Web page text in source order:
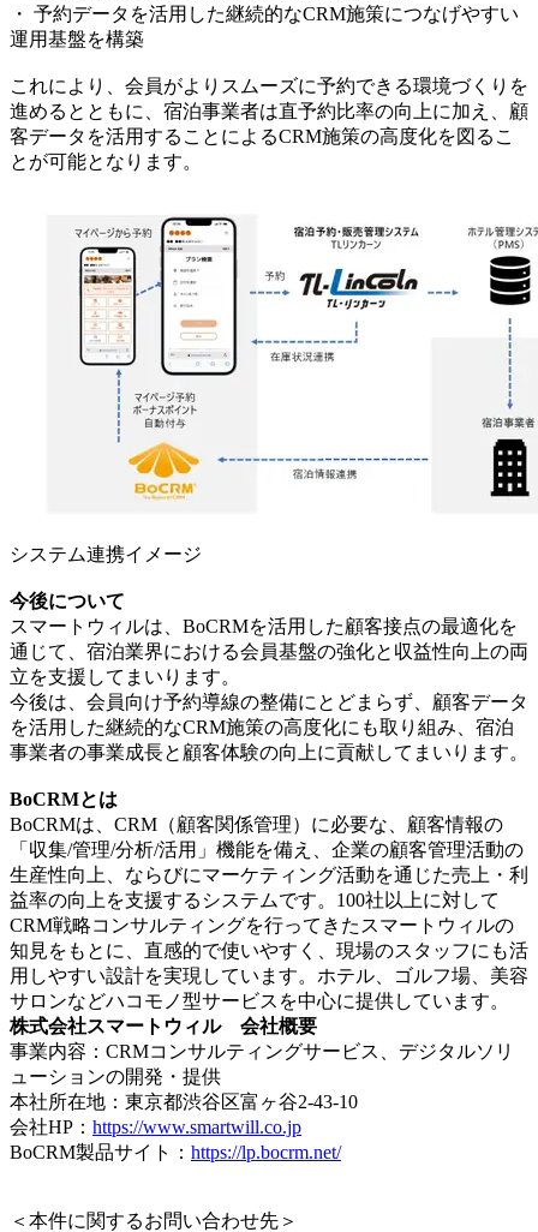
・ 予約データを活用した継続的なCRM施策につなげやすい
運用基盤を構築
これにより、会員がよりスムーズに予約できる環境づくりを
進めるとともに、宿泊事業者は直予約比率の向上に加え、顧
客データを活用することによるCRM施策の高度化を図るこ
とが可能となります。
システム連携イメージ
今後について
スマートウィルは、BoCRMを活用した顧客接点の最適化を
通じて、宿泊業界における会員基盤の強化と収益性向上の両
立を支援してまいります。
今後は、会員向け予約導線の整備にとどまらず、顧客データ
を活用した継続的なCRM施策の高度化にも取り組み、宿泊
事業者の事業成長と顧客体験の向上に貢献してまいります。
BoCRMとは
BoCRMは、CRM（顧客関係管理）に必要な、顧客情報の
「収集/管理/分析/活用」機能を備え、企業の顧客管理活動の
生産性向上、ならびにマーケティング活動を通じた売上・利
益率の向上を支援するシステムです。100社以上に対して
CRM戦略コンサルティングを行ってきたスマートウィルの
知見をもとに、直感的で使いやすく、現場のスタッフにも活
用しやすい設計を実現しています。ホテル、ゴルフ場、美容
サロンなどハコモノ型サービスを中心に提供しています。
株式会社スマートウィル 会社概要
事業内容：CRMコンサルティングサービス、デジタルソリ
ューションの開発・提供
本社所在地：東京都渋谷区富ヶ谷2-43-10
会社HP： https://www.smartwill.co.jp
BoCRM製品サイト： https://lp.bocrm.net/
＜本件に関するお問い合わせ先＞